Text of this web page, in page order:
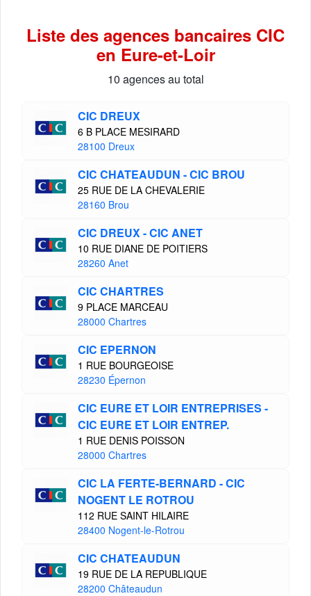
Liste des agences bancaires CIC
en Eure-et-Loir
10 agences au total
CIC DREUX
6 B PLACE MESIRARD
28100 Dreux
CIC CHATEAUDUN - CIC BROU
25 RUE DE LA CHEVALERIE
28160 Brou
CIC DREUX - CIC ANET
10 RUE DIANE DE POITIERS
28260 Anet
CIC CHARTRES
9 PLACE MARCEAU
28000 Chartres
CIC EPERNON
1 RUE BOURGEOISE
28230 Épernon
CIC EURE ET LOIR ENTREPRISES -
CIC EURE ET LOIR ENTREP.
1 RUE DENIS POISSON
28000 Chartres
CIC LA FERTE-BERNARD - CIC
NOGENT LE ROTROU
112 RUE SAINT HILAIRE
28400 Nogent-le-Rotrou
CIC CHATEAUDUN
19 RUE DE LA REPUBLIQUE
28200 Châteaudun